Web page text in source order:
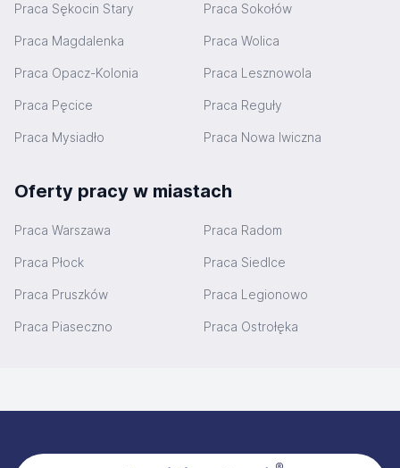
Praca Sękocin Stary Praca Sokołów
Praca Magdalenka Praca Wolica
Praca Opacz-Kolonia Praca Lesznowola
Praca Pęcice Praca Reguły
Praca Mysiadło Praca Nowa Iwiczna
Oferty pracy w miastach
Praca Warszawa Praca Radom
Praca Płock Praca Siedlce
Praca Pruszków Praca Legionowo
Praca Piaseczno Praca Ostrołęka